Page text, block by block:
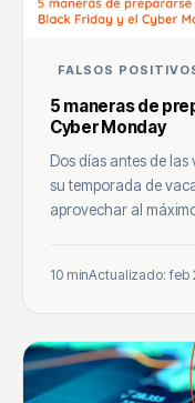
FALSOS
5 maneras de
Cyber Monday
Dos días antes de
su temporada de
aprovechar al
10 minActualizado: feb